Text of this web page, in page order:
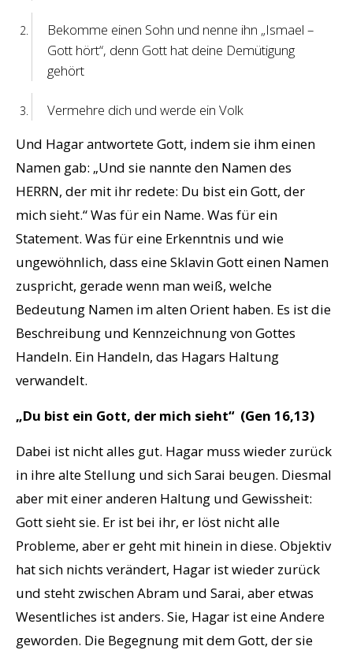
Bekomme einen Sohn und nenne ihn „Ismael –
Gott hört“, denn Gott hat deine Demütigung
gehört
Vermehre dich und werde ein Volk
Und Hagar antwortete Gott, indem sie ihm einen
Namen gab: „Und sie nannte den Namen des
HERRN, der mit ihr redete: Du bist ein Gott, der
mich sieht.“ Was für ein Name. Was für ein
Statement. Was für eine Erkenntnis und wie
ungewöhnlich, dass eine Sklavin Gott einen Namen
zuspricht, gerade wenn man weiß, welche
Bedeutung Namen im alten Orient haben. Es ist die
Beschreibung und Kennzeichnung von Gottes
Handeln. Ein Handeln, das Hagars Haltung
verwandelt.
„Du bist ein Gott, der mich sieht“ (Gen 16,13)
Dabei ist nicht alles gut. Hagar muss wieder zurück
in ihre alte Stellung und sich Sarai beugen. Diesmal
aber mit einer anderen Haltung und Gewissheit:
Gott sieht sie. Er ist bei ihr, er löst nicht alle
Probleme, aber er geht mit hinein in diese. Objektiv
hat sich nichts verändert, Hagar ist wieder zurück
und steht zwischen Abram und Sarai, aber etwas
Wesentliches ist anders. Sie, Hagar ist eine Andere
geworden. Die Begegnung mit dem Gott, der sie